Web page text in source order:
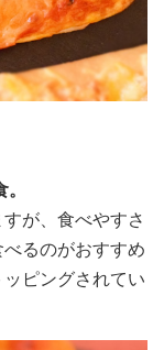
が、食べやすさ
るのがおすすめ
ピングされてい